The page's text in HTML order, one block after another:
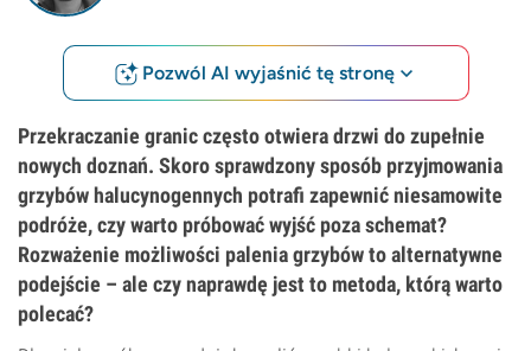
Pozwól AI wyjaśnić tę stronę
Przekraczanie granic często otwiera drzwi do zupełnie
nowych doznań. Skoro sprawdzony sposób przyjmowania
grzybów halucynogennych potrafi zapewnić niesamowite
podróże, czy warto próbować wyjść poza schemat?
Rozważenie możliwości palenia grzybów to alternatywne
podejście – ale czy naprawdę jest to metoda, którą warto
polecać?